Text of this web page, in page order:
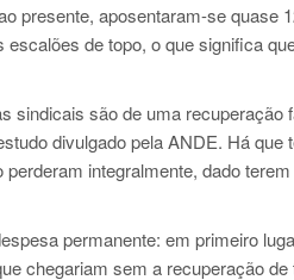
presente, aposentaram-se
de topo, o que significa
sindicais são de uma
divulgado pela ANDE. Há
integralmente, dado
permanente: em primeiro
chegariam sem a recuperação